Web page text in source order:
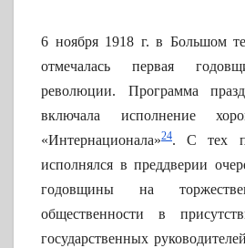
6 ноября 1918 г. в Большом
отмечалась первая
революции. Программа
включала исполнение
«Интернационала»24. С тех
исполнялся в преддверии
годовщины на
общественности в
государственных